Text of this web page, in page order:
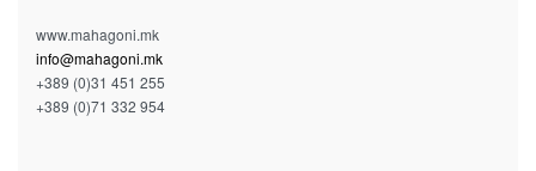
www.mahagoni.mk
info@mahagoni.mk
+389 (0)31 451 255
+389 (0)71 332 954